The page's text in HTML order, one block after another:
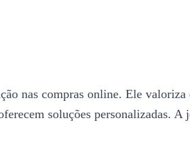
nas compras online. Ele
soluções personalizadas.